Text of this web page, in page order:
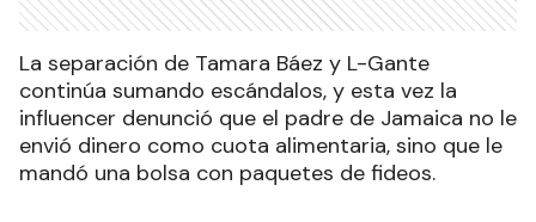
La separación de Tamara Báez y L-Gante
continúa sumando escándalos, y esta vez la
influencer denunció que el padre de Jamaica no le
envió dinero como cuota alimentaria, sino que le
mandó una bolsa con paquetes de fideos.